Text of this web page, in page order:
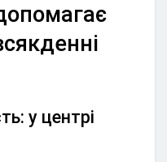
у центрі